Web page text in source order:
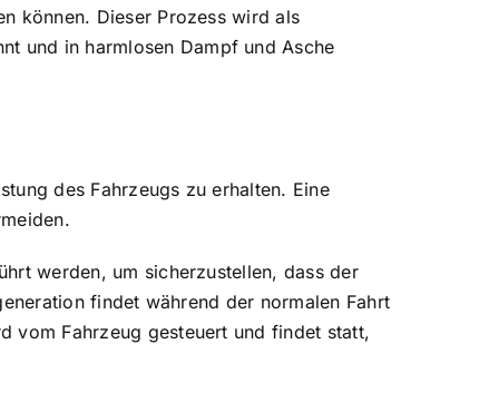
können. Dieser Prozess wird als
und in harmlosen Dampf und Asche
des Fahrzeugs zu erhalten. Eine
werden, um sicherzustellen, dass der
findet während der normalen Fahrt
vom Fahrzeug gesteuert und findet statt,